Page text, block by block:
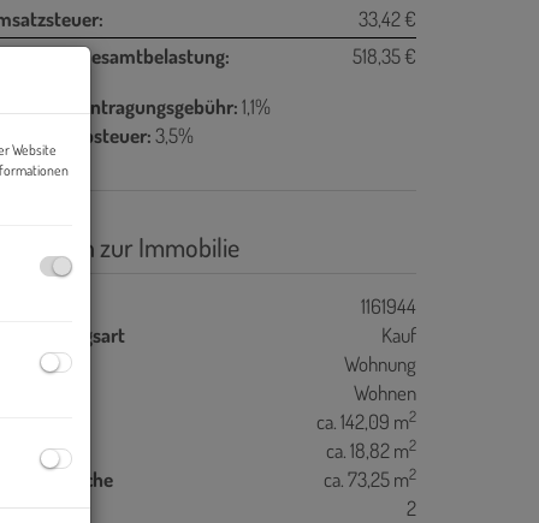
33,42 €
Gesamtbelastung:
518,35 €
1,1%
3,5%
Basisdaten zur Immobilie
1161944
Kauf
Wohnung
Wohnen
ca. 142,09 m2
ca. 18,82 m2
ca. 73,25 m2
2
Website